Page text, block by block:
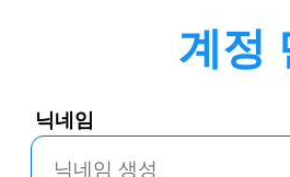
계정
닉네임